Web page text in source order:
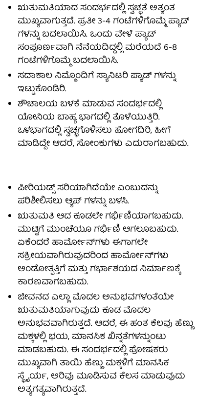
ಋತುಮತಿಯಾದ ಸಂದರ್ಭದಲ್ಲಿ ಸ್ವಚ್ಛತೆ ಅತ್ಯಂತ
ಮುಖ್ಯವಾಗುತ್ತದೆ. ಪ್ರತೀ 3-4 ಗಂಟೆಗಳಿಗೊಮ್ಮೆ ಪ್ಯಾಡ್
ಗಳನ್ನು ಬದಲಾಯಿಸಿ. ಒಂದು ವೇಳೆ ಪ್ಯಾಡ್
ಸಂಪೂರ್ಣವಾಗಿ ನೆನೆಯದಿದ್ದಲ್ಲಿ ಮರೆಯದೆ 6-8
ಗಂಟೆಗಳಿಗೊಮ್ಮೆ ಬದಲಾಯಿಸಿ.
ಸದಾಕಾಲ ನಿಮ್ಮೊಂದಿಗೆ ಸ್ಯಾನಿಟರಿ ಪ್ಯಾಡ್ ಗಳನ್ನು
ಇಟ್ಟುಕೊಂಡಿರಿ.
ಶೌಚಾಲಯ ಬಳಕೆ ಮಾಡುವ ಸಂದರ್ಭದಲ್ಲಿ
ಯೋನಿಯ ಬಾಹ್ಯ ಭಾಗದಲ್ಲಿ ತೊಳೆಯುತ್ತಿರಿ.
ಒಳಭಾಗದಲ್ಲಿ ಸ್ವಚ್ಛಗೊಳಿಸಲು ಹೋಗದಿರಿ, ಹೀಗೆ
ಮಾಡಿದ್ದೇ ಆದರೆ, ಸೋಂಕುಗಳು ಎದುರಾಗಬಹುದು.
ಪೀರಿಯಡ್ಸ್ ಸರಿಯಾಗಿದೆಯೇ ಎಂಬುದನ್ನು
ಪರಿಶೀಲಿಸಲು ಆ್ಯಪ್ ಗಳನ್ನು ಬಳಸಿ.
ಋತುಮತಿ ಆದ ಕೂಡಲೇ ಗರ್ಭಿಣಿಯಾಗಬಹುದು.
ಮುಟ್ಟಿಗೆ ಮುಂಚೆಯೂ ಗರ್ಭಿಣಿ ಆಗಲೂಬಹುದು.
ಏಕೆಂದರೆ ಹಾರ್ಮೋನ್‍ಗಳು ಈಗಾಗಲೇ
ಸಕ್ರೀಯವಾಗಿರುವುದರಿಂದ ಹಾರ್ಮೋನ್‍ಗಳು
ಅಂಡೋತ್ಪತ್ತಿಗೆ ಮತ್ತು ಗರ್ಭಾಶಯದ ನಿರ್ಮಾಣಕ್ಕೆ
ಕಾರಣವಾಗಬಹುದು.
ಜೀವನದ ಎಲ್ಲಾ ಮೊದಲ ಅನುಭವಗಳಂತೆಯೇ
ಋತುಮತಿಯಾಗುವುದು ಕೂಡ ಮೊದಲ
ಅನುಭವವಾಗಿರುತ್ತದೆ. ಆದರೆ, ಈ ಹಂತ ಕೆಲವು ಹೆಣ್ಣು
ಮಕ್ಕಳಲ್ಲಿ ಭಯ, ಮಾನಸಿಕ ಖಿನ್ನತೆಗಳನ್ನುಂಟು
ಮಾಡಬಹುದು. ಈ ಸಂದರ್ಭದಲ್ಲಿ ಪೋಷಕರು
ಮುಖ್ಯವಾಗಿ ತಾಯಿ ಹೆಣ್ಣು ಮಕ್ಕಳಿಗೆ ಮಾನಸಿಕ
ಸ್ಥೈರ್ಯ, ಅರಿವು ಮೂಡಿಸುವ ಕೆಲಸ ಮಾಡುವುದು
ಅತ್ಯಗತ್ಯವಾಗಿರುತ್ತದೆ.